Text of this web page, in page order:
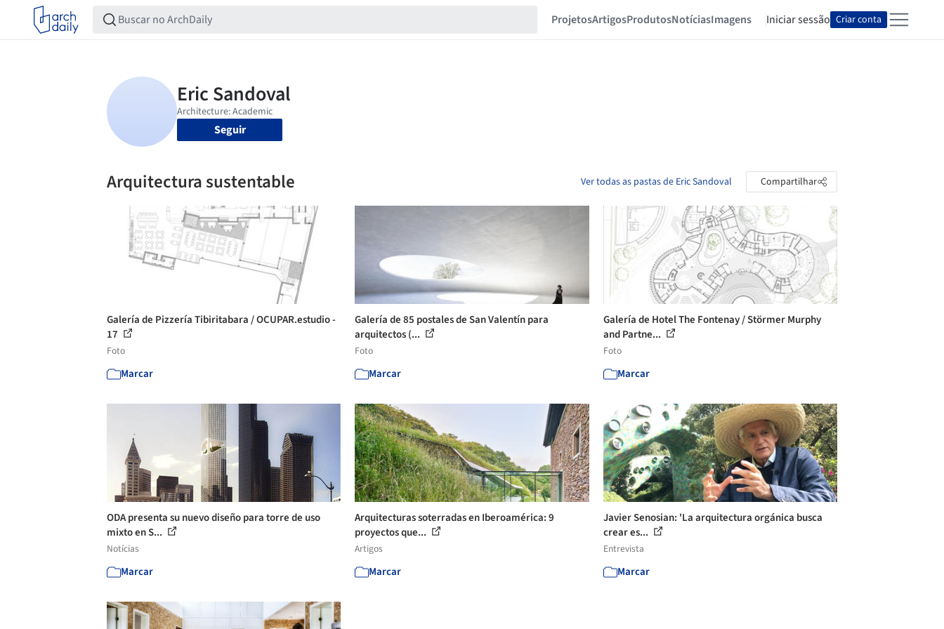
ProjetosArtigosProdutosNotíciasImagens Iniciar sessão Criar conta
Seguir
Arquitectura sustentable Ver todas as pastas de Eric Sandoval Compartilhar
Galería de Pizzería Tibiritabara / OCUPAR.estudio -
17
Foto
Marcar
Galería de 85 postales de San Valentín para
arquitectos (...
Foto
Marcar
Galería de Hotel The Fontenay / Störmer Murphy
and Partne...
Foto
Marcar
ODA presenta su nuevo diseño para torre de uso
mixto en S...
Notícias
Marcar
Arquitecturas soterradas en Iberoamérica: 9
proyectos que...
Artigos
Marcar
Javier Senosian: 'La arquitectura orgánica busca
crear es...
Entrevista
Marcar